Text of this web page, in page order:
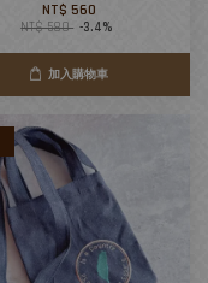
NT$ 560
NT$ 580 -3.4%
加入購物車